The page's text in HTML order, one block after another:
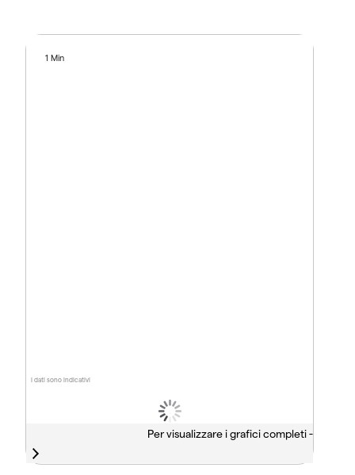
I dati sono indicativi
1 Min
Per visualizzare i grafici completi -